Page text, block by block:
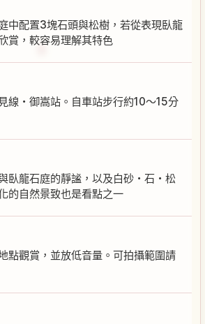
中配置3塊石頭與松樹，若從表現臥龍
賞，較容易理解其特色
線・御嵩站。自車站步行約10〜15分
臥龍石庭的靜謐，以及白砂・石・松
的自然景致也是看點之一
點觀賞，並放低音量。可拍攝範圍請